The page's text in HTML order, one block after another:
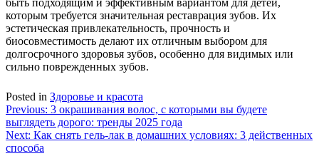
быть подходящим и эффективным вариантом для детей,
которым требуется значительная реставрация зубов. Их
эстетическая привлекательность, прочность и
биосовместимость делают их отличным выбором для
долгосрочного здоровья зубов, особенно для видимых или
сильно поврежденных зубов.
Posted in Здоровье и красота
Навигация
по
записям
Previous: 3 окрашивания волос, с которыми вы будете
выглядеть дорого: тренды 2025 года
Next: Как снять гель-лак в домашних условиях: 3 действенных
способа